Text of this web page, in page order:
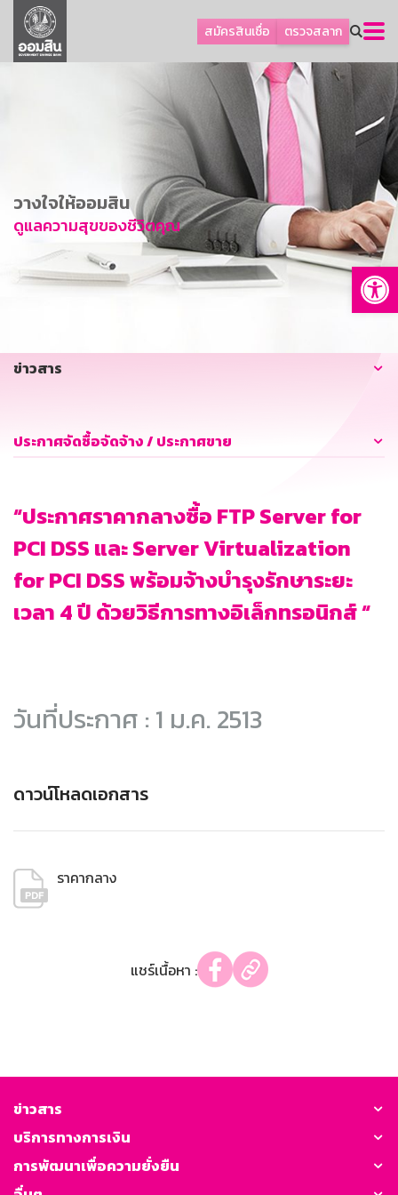
สมัครสินเชื่อ ตรวจสลาก
ลูกค้าธุรกิจ
ลูกค้าผู้ประกอบรายย่อย
การพัฒนาที่ยั่งยืน
ข่าวสาร
บริการทางการเงิน
อื่นๆ
วางใจให้ออมสิน
ดูแลความสุขของชีวิตคุณ
ข่าวสาร
ประกาศจัดซื้อจัดจ้าง / ประกาศขาย
“ประกาศราคากลางซื้อ FTP Server for
PCI DSS และ Server Virtualization
for PCI DSS พร้อมจ้างบำรุงรักษาระยะ
เวลา 4 ปี ด้วยวิธีการทางอิเล็กทรอนิกส์ “
วันที่ประกาศ : 1 ม.ค. 2513
ดาวน์โหลดเอกสาร
ราคากลาง
แชร์เนื้อหา :
ข่าวสาร
บริการทางการเงิน
การพัฒนาเพื่อความยั่งยืน